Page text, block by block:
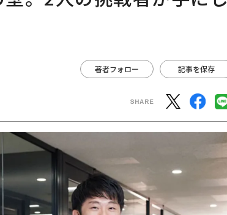
著者フォロー 記事を保存